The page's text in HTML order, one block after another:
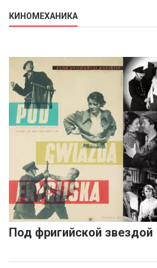
КИНОМЕХАНИКА
Под фригийской звездой